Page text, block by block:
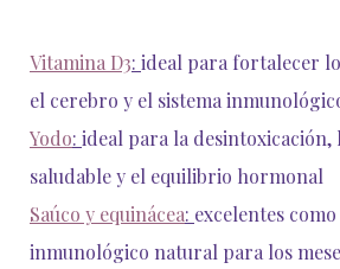
Vitamina D3: ideal para fortalecer
el cerebro y el sistema
Yodo: ideal para la desintoxicación,
saludable y el equilibrio hormonal
Saúco y equinácea: excelentes
inmunológico natural para los